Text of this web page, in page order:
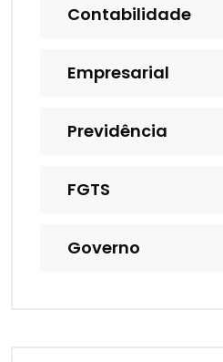
Contabilidade
Empresarial
Previdência
FGTS
Governo